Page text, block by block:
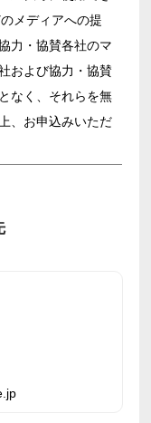
メディアへの提
力・協賛各社のマ
および協力・協賛
なく、それらを無
、お申込みいただ